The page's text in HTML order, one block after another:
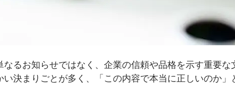
るお知らせではなく、企業の信頼や品格を示す重要
決まりごとが多く、「この内容で本当に正しいのか」